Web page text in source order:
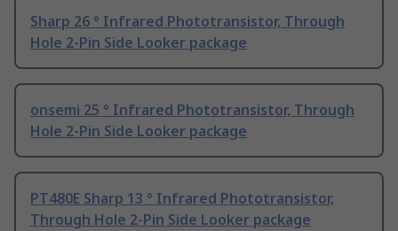
Sharp 26 ° Infrared Phototransistor, Through
Hole 2-Pin Side Looker package
onsemi 25 ° Infrared Phototransistor, Through
Hole 2-Pin Side Looker package
PT480E Sharp 13 ° Infrared Phototransistor,
Through Hole 2-Pin Side Looker package